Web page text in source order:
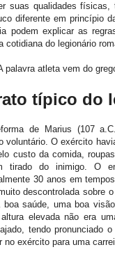
suas qualidades
diferente em princípio
podem explicar as
cotidiana do legionário
palavra atleta vem do
típico do
de Marius (107
voluntário. O exército
custo da comida,
tirado do inimigo. O
30 anos em
descontrolada sobre
boa saúde, uma boa
elevada não era
tendo pronunciado o
no exército para uma